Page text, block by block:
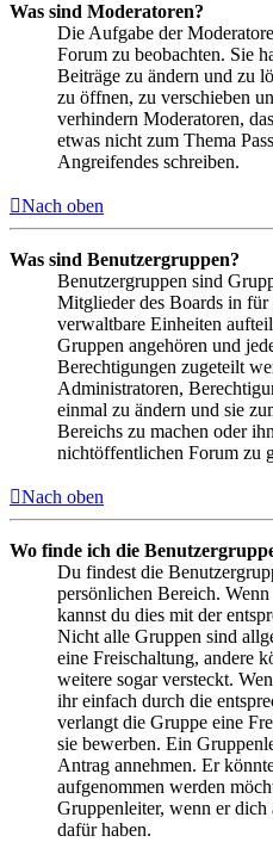
Was sind Moderatoren?
Die Aufgabe der
Forum zu beobachten. Sie
Beiträge zu ändern und zu
zu öffnen, zu verschieben
verhindern Moderatoren,
etwas nicht zum Thema
Angreifendes schreiben.
Nach oben
Was sind Benutzergruppen?
Benutzergruppen sind
Mitglieder des Boards in
verwaltbare Einheiten
Gruppen angehören und
Berechtigungen zugeteilt
Administratoren,
einmal zu ändern und sie
Bereichs zu machen oder
nichtöffentlichen Forum zu
Nach oben
Wo finde ich die
Du findest die
persönlichen Bereich.
kannst du dies mit der
Nicht alle Gruppen sind
eine Freischaltung, andere
weitere sogar versteckt.
ihr einfach durch die
verlangt die Gruppe eine
sie bewerben. Ein
Antrag annehmen. Er
aufgenommen werden
Gruppenleiter, wenn er
dafür haben.